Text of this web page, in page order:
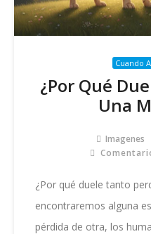
Cuando
¿Por Qué
Una
Imagenes
¿Por qué duele tanto
encontraremos alguna
pérdida de otra, los